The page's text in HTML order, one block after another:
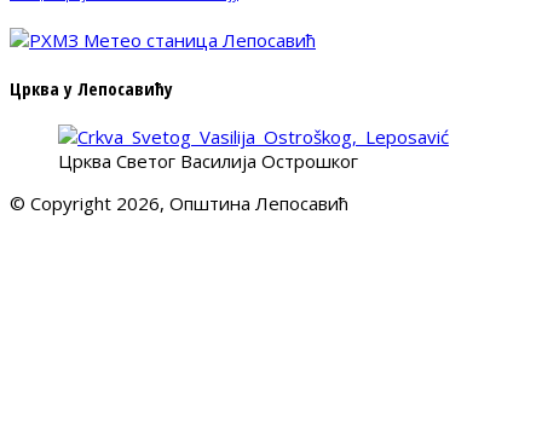
Црква у Лепосавићу
Црква Светог Василија Острошког
© Copyright 2026, Општина Лепосавић